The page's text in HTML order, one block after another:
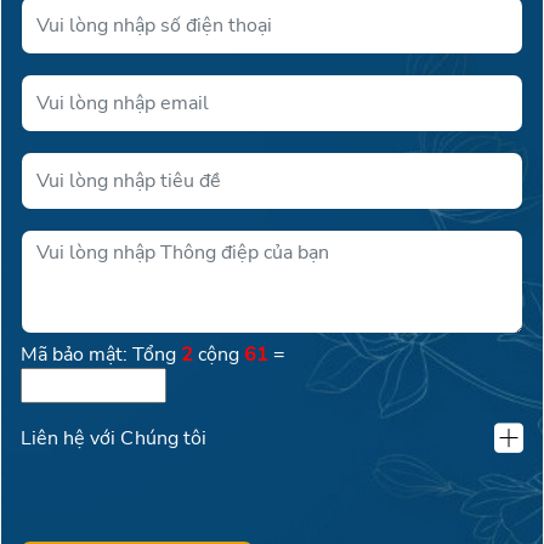
Mã bảo mật: Tổng 2cộng 61 =
Liên hệ với Chúng tôi